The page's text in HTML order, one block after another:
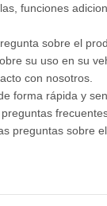
funciones
sobre el
su uso en su
con nosotros.
forma rápida y
preguntas sobre